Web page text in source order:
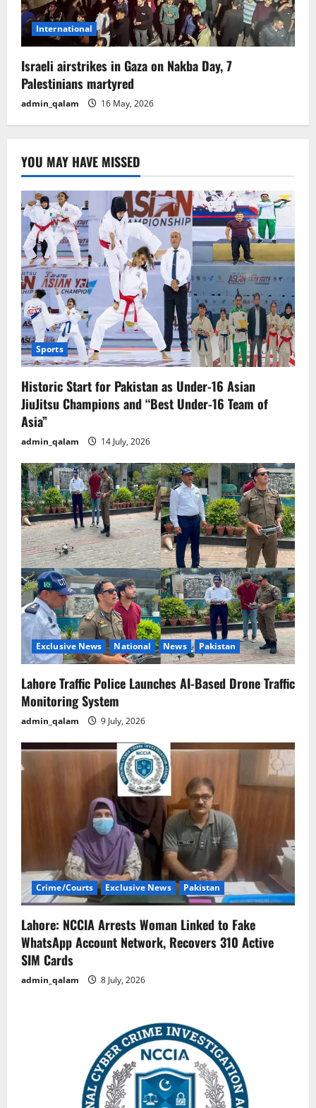
International
Israeli airstrikes in Gaza on Nakba Day, 7
Palestinians martyred
admin_qalam 16 May, 2026
YOU MAY HAVE MISSED
Sports
Historic Start for Pakistan as Under-16 Asian
JiuJitsu Champions and “Best Under-16 Team of
Asia”
admin_qalam 14 July, 2026
Exclusive News National News Pakistan
Lahore Traffic Police Launches AI-Based Drone Traffic
Monitoring System
admin_qalam 9 July, 2026
Crime/Courts Exclusive News Pakistan
Lahore: NCCIA Arrests Woman Linked to Fake
WhatsApp Account Network, Recovers 310 Active
SIM Cards
admin_qalam 8 July, 2026